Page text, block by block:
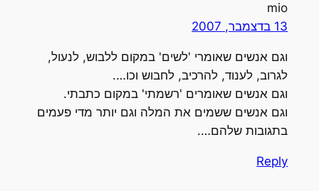
mio
13 בדצמבר, 2007
וגם אנשים שאומרי 'לשים' במקום ללבוש, לנעול,
לגרוב, לענוד, להרכיב, לחבוש וכו….
וגם אנשים שאומרים 'רשמתי' במקום כתבתי.
וגם אנשים ששמים את המלה וגם יותר מדי פעמים
בתגובות שלהם….
Reply